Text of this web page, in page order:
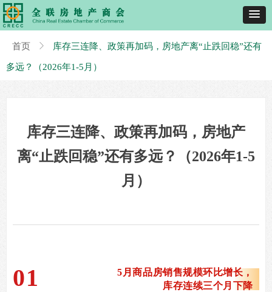
库存三连降、政策再加码，房地产
离“止跌回稳”还有多远？（2026年1-5
月）
01
5月商品房销售规模环比增长，
库存连续三个月下降
首页 ꁕ 库存三连降、政策再加码，房地产离“止跌回稳”还有
多远？（2026年1-5月）